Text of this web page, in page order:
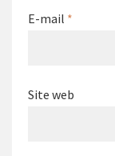
E-mail *
Site web